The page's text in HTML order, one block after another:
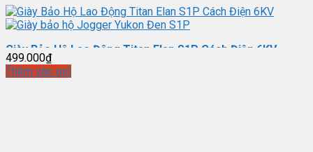
Giày Bảo Hộ Lao Động Titan Elan S1P Cách Điện 6KV
499.000₫
Thêm vào giỏ